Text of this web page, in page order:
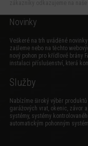
Novinky
Veškeré na trh uváděné
zašleme nebo na těchto
nový pohon pro křídlové brány
instalaci příslušenství , která
Služby
Nabízíme široký výběr
garážových vrat, okenic, závor
systémy, systémy
automatickým pohonným